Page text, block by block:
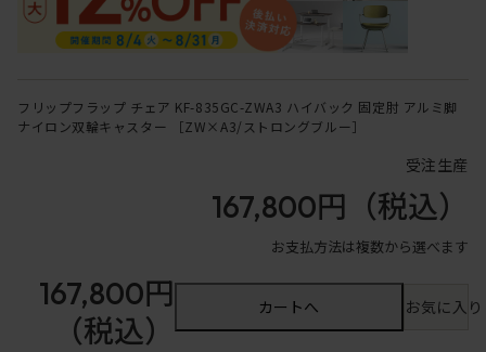
フリップフラップ チェア KF-835GC-ZWA3 ハイバック 固定肘 アルミ脚
ナイロン双輪キャスター ［ZW×A3/ストロングブルー］
受注生産
167,800円 （税込）
お支払方法は複数から選べます
167,800円
（税込）
カートへ お気に入